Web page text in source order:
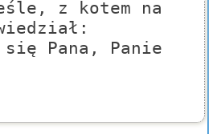
z kotem na
się Pana, Panie